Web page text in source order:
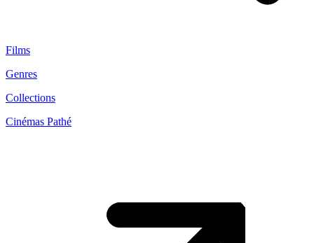
Films
Genres
Collections
Cinémas Pathé